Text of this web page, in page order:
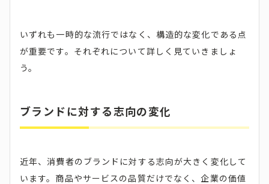
いずれも一時的な流行ではなく、構造的な変化である点
が重要です。それぞれについて詳しく見ていきましょ
う。
ブランドに対する志向の変化
近年、消費者のブランドに対する志向が大きく変化して
います。商品やサービスの品質だけでなく、企業の価値